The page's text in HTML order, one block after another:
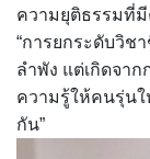
ความยุติธรรมที่
“การยกระดับวิช
ลำพัง แต่เกิดจา
ความรู้ให้คนรุ่นใ
กัน”